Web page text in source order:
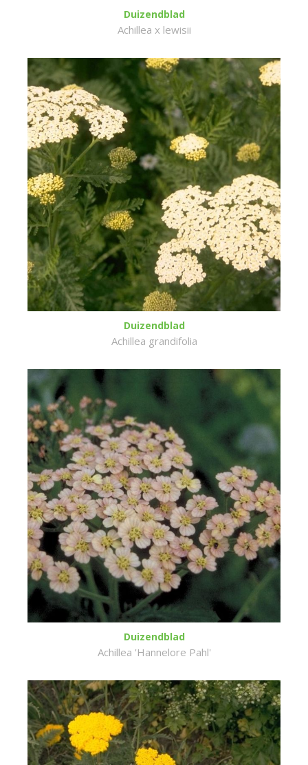
Duizendblad
Achillea x lewisii
Duizendblad
Achillea grandifolia
Duizendblad
Achillea 'Hannelore Pahl'